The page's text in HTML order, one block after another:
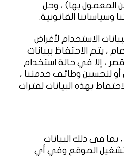
المعمول بها) ، وحل
وسياساتنا القانونية.
الاستخدام لأغراض
، يتم الاحتفاظ ببيانات
، إلا في حالة استخدام
أو لتحسين وظائف خدمتنا ،
بهذه البيانات لفترات
في ذلك البيانات
الموقع وفي أي